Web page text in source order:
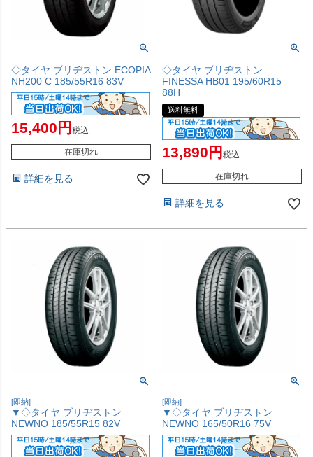
◇タイヤ ブリヂストン ECOPIA
NH200 C 185/55R16 83V
15,400 税込
在庫切れ
詳細を見る
◇タイヤ ブリヂストン
FINESSA HB01 195/60R15
88H
送料無料
13,890 税込
在庫切れ
詳細を見る
[即納]
▼◇タイヤ ブリヂストン
NEWNO 185/55R15 82V
[即納]
▼◇タイヤ ブリヂストン
NEWNO 165/50R16 75V